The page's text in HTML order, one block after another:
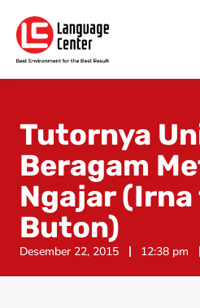
Tutornya
Beragam
Ngajar
Buton)
Desember 22, 2015 12:38 pm